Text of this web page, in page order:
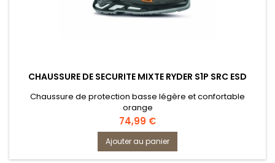
CHAUSSURE DE SECURITE MIXTE RYDER S1P SRC ESD
Chaussure de protection basse légère et confortable
orange
Prix
74,99 €
Ajouter au panier